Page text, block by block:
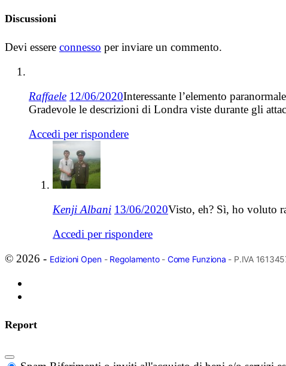
Discussioni
Devi essere connesso per inviare un commento.
Raffaele 12/06/2020Interessante l’elemento
Gradevole le descrizioni di Londra viste durante gli
Accedi per rispondere
Kenji Albani 13/06/2020Visto, eh? Sì, ho voluto
Accedi per rispondere
© 2026 - Edizioni Open- Regolamento- Come Funziona - P.IVA
Report